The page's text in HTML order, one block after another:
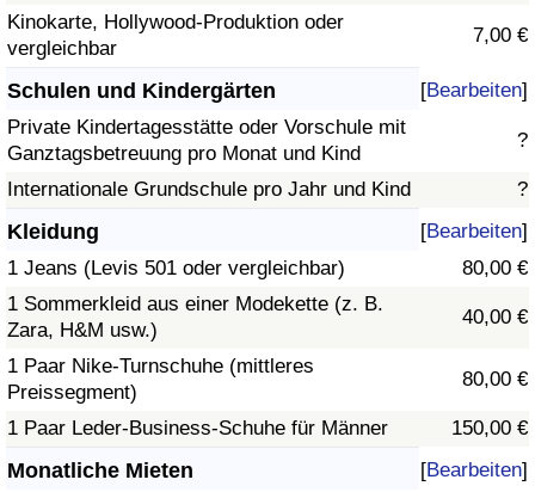
Kinokarte, Hollywood-Produktion oder
vergleichbar
7,00 €
Schulen und Kindergärten [Bearbeiten]
Private Kindertagesstätte oder Vorschule mit
Ganztagsbetreuung pro Monat und Kind
?
Internationale Grundschule pro Jahr und Kind ?
Kleidung [Bearbeiten]
1 Jeans (Levis 501 oder vergleichbar)
80,00 €
1 Sommerkleid aus einer Modekette (z. B.
Zara, H&M usw.)
40,00 €
1 Paar Nike-Turnschuhe (mittleres
Preissegment)
80,00 €
1 Paar Leder-Business-Schuhe für Männer 150,00 €
Monatliche Mieten [Bearbeiten]